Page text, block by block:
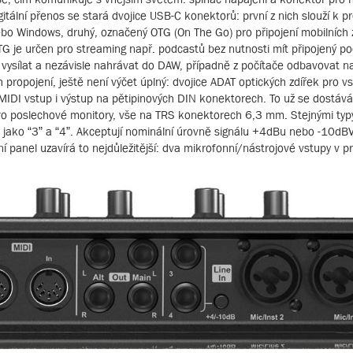
přenos se stará dvojice USB-C konektorů: první z nich slouží k
Windows, druhý, označený OTG (On The Go) pro připojení mobilních
je určen pro streaming např. podcastů bez nutnosti mít připojený
a nezávisle nahrávat do DAW, případně z počítače odbavovat
ještě není výčet úplný: dvojice ADAT optických zdířek pro
vstup i výstup na pětipinových DIN konektorech. To už se
poslechové monitory, vše na TRS konektorech 6,3 mm. Stejnými
“3” a “4”. Akceptují nominální úrovně signálu +4dBu nebo -
panel uzavírá to nejdůležitější: dva mikrofonní/nástrojové vstupy v